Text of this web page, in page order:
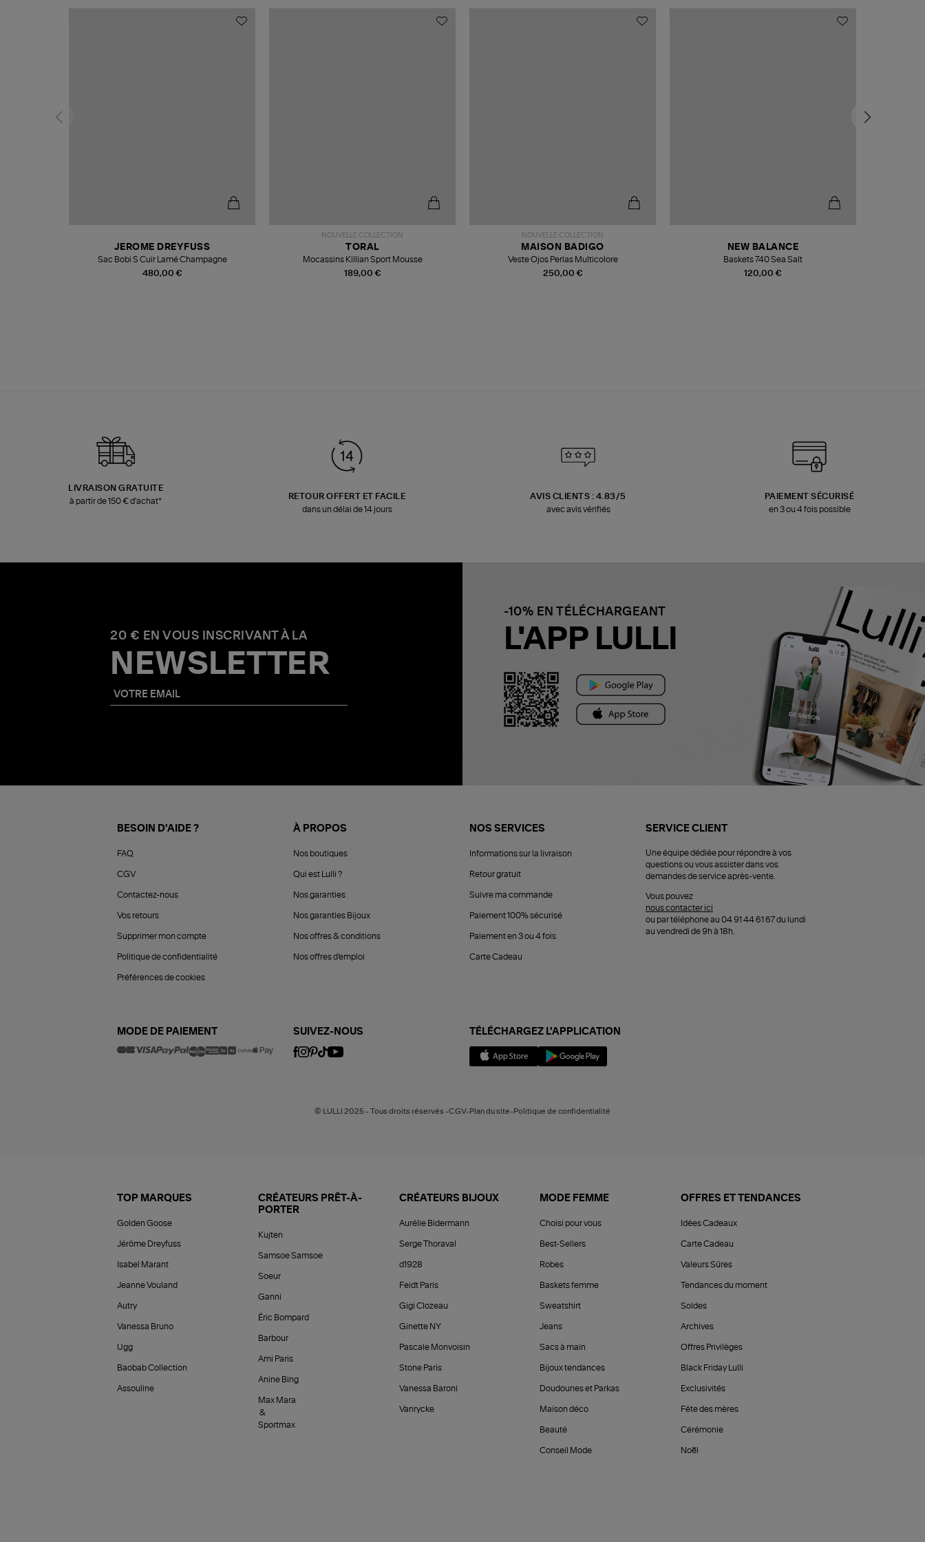
480,00 €
JEROME DREYFUSS
Sac Bobi S Cuir Lamé Champagne
NOUVELLE COLLECTION
189,00 €
TORAL
Mocassins Killian Sport Mousse
NOUVELLE COLLECTION
250,00 €
MAISON BADIGO
Veste Ojos Perlas Multicolore
120,00 €
NEW BALANCE
Baskets 740 Sea Salt
LIVRAISON GRATUITE
à partir de 150 € d'achat*
RETOUR OFFERT ET FACILE
dans un délai de 14 jours
AVIS CLIENTS : 4.83/5
avec avis vérifiés
PAIEMENT SÉCURISÉ
en 3 ou 4 fois possible
20 € EN VOUS INSCRIVANT À LA
NEWSLETTER
-10% EN TÉLÉCHARGEANT
L'APP LULLI
BESOIN D'AIDE ?
FAQ
CGV
Contactez-nous
Vos retours
Supprimer mon compte
Politique de confidentialité
Préférences de cookies
À PROPOS
Nos boutiques
Qui est Lulli ?
Nos garanties
Nos garanties Bijoux
Nos offres & conditions
Nos offres d'emploi
NOS SERVICES
Informations sur la livraison
Retour gratuit
Suivre ma commande
Paiement 100% sécurisé
Paiement en 3 ou 4 fois
Carte Cadeau
SERVICE CLIENT
Une équipe dédiée pour répondre à vos
questions ou vous assister dans vos
demandes de service après-vente.
Vous pouvez
nous contacter ici
ou par téléphone au 04 91 44 61 67 du lundi
au vendredi de 9h à 18h.
MODE DE PAIEMENT SUIVEZ-NOUS TÉLÉCHARGEZ L'APPLICATION
© LULLI 2025 - Tous droits réservés -CGV-Plan du site-Politique de confidentialité
TOP MARQUES
Golden Goose
Jérôme Dreyfuss
Isabel Marant
Jeanne Vouland
Autry
Vanessa Bruno
Ugg
Baobab Collection
Assouline
CRÉATEURS PRÊT-À-
PORTER
Kujten
Samsoe Samsoe
Soeur
Ganni
Éric Bompard
Barbour
Ami Paris
Anine Bing
Max Mara
&
Sportmax
CRÉATEURS BIJOUX
Aurélie Bidermann
Serge Thoraval
d1928
Feidt Paris
Gigi Clozeau
Ginette NY
Pascale Monvoisin
Stone Paris
Vanessa Baroni
Vanrycke
MODE FEMME
Choisi pour vous
Best-Sellers
Robes
Baskets femme
Sweatshirt
Jeans
Sacs à main
Bijoux tendances
Doudounes et Parkas
Maison déco
Beauté
Conseil Mode
OFFRES ET TENDANCES
Idées Cadeaux
Carte Cadeau
Valeurs Sûres
Tendances du moment
Soldes
Archives
Offres Privilèges
Black Friday Lulli
Exclusivités
Fête des mères
Cérémonie
Noël